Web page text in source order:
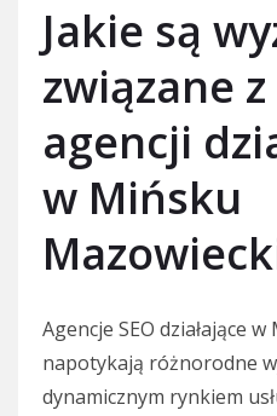
Jakie są
związane z
agencji
w Mińsku
Agencje SEO działające
napotykają różnorodne
dynamicznym rynkiem